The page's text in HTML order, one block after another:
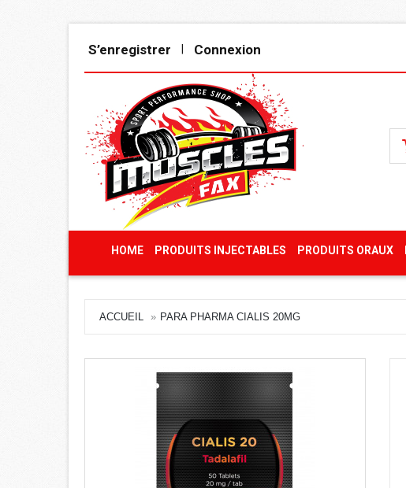
S’enregistrer Connexion
HOME PRODUITS INJECTABLES PRODUITS ORAUX
ACCUEIL PARA PHARMA CIALIS 20MG